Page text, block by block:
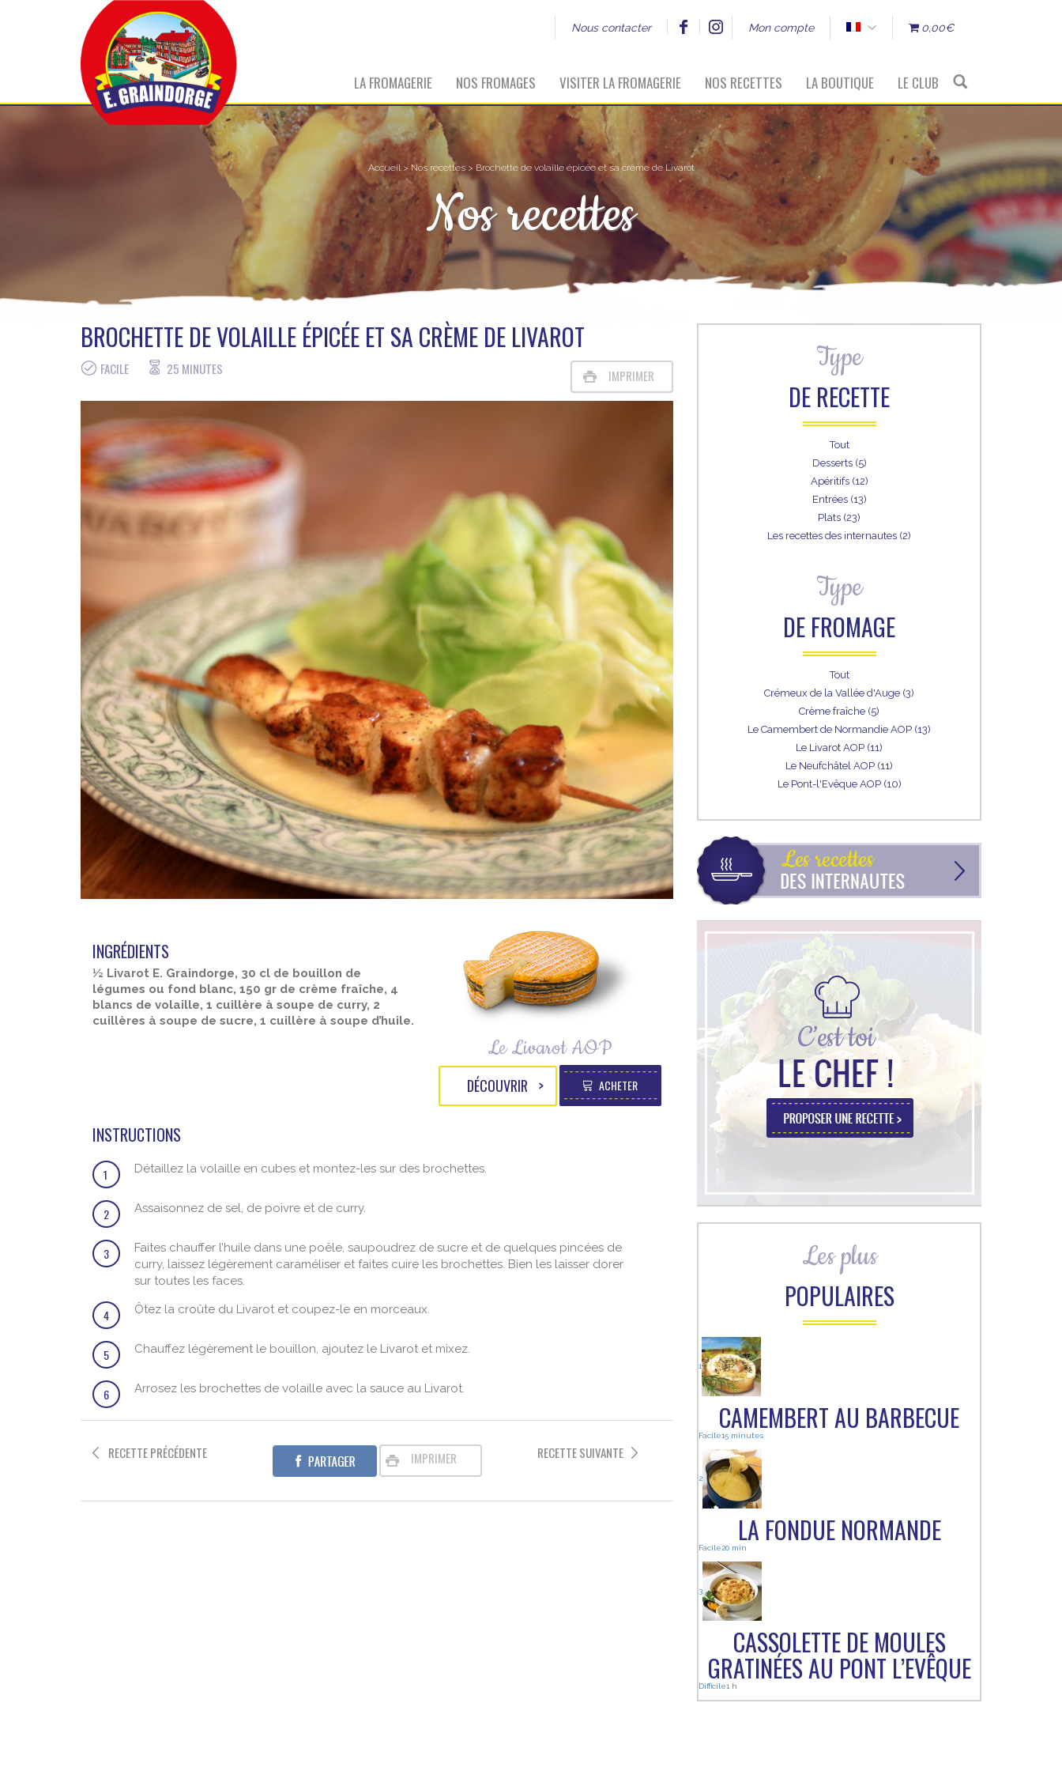
Nous contacter Mon compte 0,00€
LA FROMAGERIE NOS FROMAGES VISITER LA FROMAGERIE NOS RECETTES LA BOUTIQUE LE CLUB
Accueil> Nos recettes> Brochette de volaille épicée et sa crème de Livarot
Nos recettes
BROCHETTE DE VOLAILLE ÉPICÉE ET SA CRÈME DE LIVAROT
FACILE 25 MINUTES IMPRIMER
INGRÉDIENTS
½ Livarot E. Graindorge, 30 cl de bouillon de
légumes ou fond blanc, 150 gr de crème fraîche, 4
blancs de volaille, 1 cuillère à soupe de curry, 2
cuillères à soupe de sucre, 1 cuillère à soupe d’huile.
Le Livarot AOP
DÉCOUVRIR ACHETER
INSTRUCTIONS
1 Détaillez la volaille en cubes et montez-les sur des brochettes.
2 Assaisonnez de sel, de poivre et de curry.
3
Faites chauffer l’huile dans une poêle, saupoudrez de sucre et de quelques pincées de
curry, laissez légèrement caraméliser et faites cuire les brochettes. Bien les laisser dorer
sur toutes les faces.
4 Ôtez la croûte du Livarot et coupez-le en morceaux.
5 Chauffez légèrement le bouillon, ajoutez le Livarot et mixez.
6 Arrosez les brochettes de volaille avec la sauce au Livarot.
RECETTE PRÉCÉDENTE IMPRIMER RECETTE SUIVANTE
Type
DE RECETTE
Tout
Desserts (5)
Apéritifs (12)
Entrées (13)
Plats (23)
Les recettes des internautes (2)
Type
DE FROMAGE
Tout
Crémeux de la Vallée d'Auge (3)
Crème fraîche (5)
Le Camembert de Normandie AOP (13)
Le Livarot AOP (11)
Le Neufchâtel AOP (11)
Le Pont-l'Evêque AOP (10)
Les plus
POPULAIRES
1
CAMEMBERT AU BARBECUE
Facile15 minutes
2
LA FONDUE NORMANDE
Facile20 min
3
CASSOLETTE DE MOULES
GRATINÉES AU PONT L’EVÊQUE
Difficile1 h